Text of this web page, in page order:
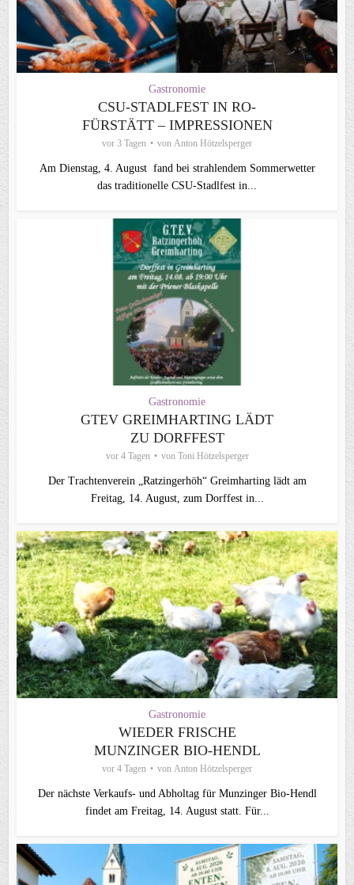
Gastronomie
CSU-STADLFEST IN RO-
FÜRSTÄTT – IMPRESSIONEN
vor 3 Tagen von Anton Hötzelsperger
Am Dienstag, 4. August fand bei strahlendem Sommerwetter
das traditionelle CSU-Stadlfest in...
Gastronomie
GTEV GREIMHARTING LÄDT
ZU DORFFEST
vor 4 Tagen von Toni Hötzelsperger
Der Trachtenverein „Ratzingerhöh“ Greimharting lädt am
Freitag, 14. August, zum Dorffest in...
Gastronomie
WIEDER FRISCHE
MUNZINGER BIO-HENDL
vor 4 Tagen von Anton Hötzelsperger
Der nächste Verkaufs- und Abholtag für Munzinger Bio-Hendl
findet am Freitag, 14. August statt. Für...